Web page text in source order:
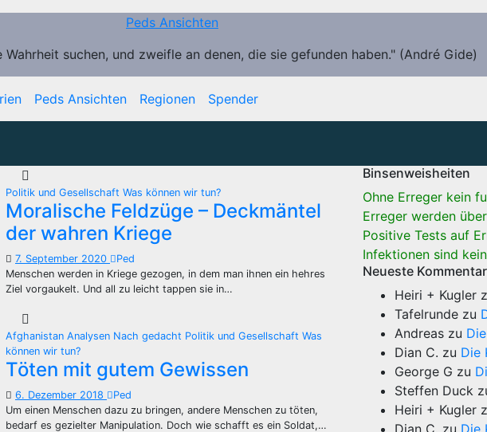
Peds Ansichten
Wahrheit suchen, und zweifle an denen, die sie gefunden haben." (André Gide)
Peds Ansichten Regionen Spender
Politik und Gesellschaft Was können wir tun?
Moralische Feldzüge – Deckmäntel
der wahren Kriege
7. September 2020
Ped
Menschen werden in Kriege gezogen, in dem man ihnen ein hehres
Ziel vorgaukelt. Und all zu leicht tappen sie in…
Afghanistan Analysen Nach gedacht Politik und Gesellschaft Was
können wir tun?
Töten mit gutem Gewissen
6. Dezember 2018
Ped
Um einen Menschen dazu zu bringen, andere Menschen zu töten,
bedarf es gezielter Manipulation. Doch wie schafft es ein Soldat,…
Binsenweisheiten
Ohne Erreger kein
Erreger werden
Positive Tests auf
Infektionen sind
Neueste
Heiri + Kugler
Tafelrunde zu
Andreas zu
Dian C. zu Die
George G zu
Steffen Duck
Heiri + Kugler
Dian C. zu Die